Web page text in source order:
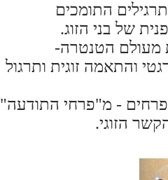
תרגילים התומכים
של בני הזוג.
מעולם הטנטרה-
והתאמה זוגית ותרגול
- מ"פרחי התודעה"
הזוגי.